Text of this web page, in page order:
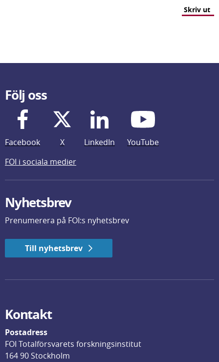
Skriv ut
Följ oss
Facebook X LinkedIn
YouTube
FOI i sociala medier
Nyhetsbrev
Prenumerera på FOI:s nyhetsbrev
Till nyhetsbrev
Kontakt
Postadress
FOI Totalförsvarets forskningsinstitut
164 90 Stockholm